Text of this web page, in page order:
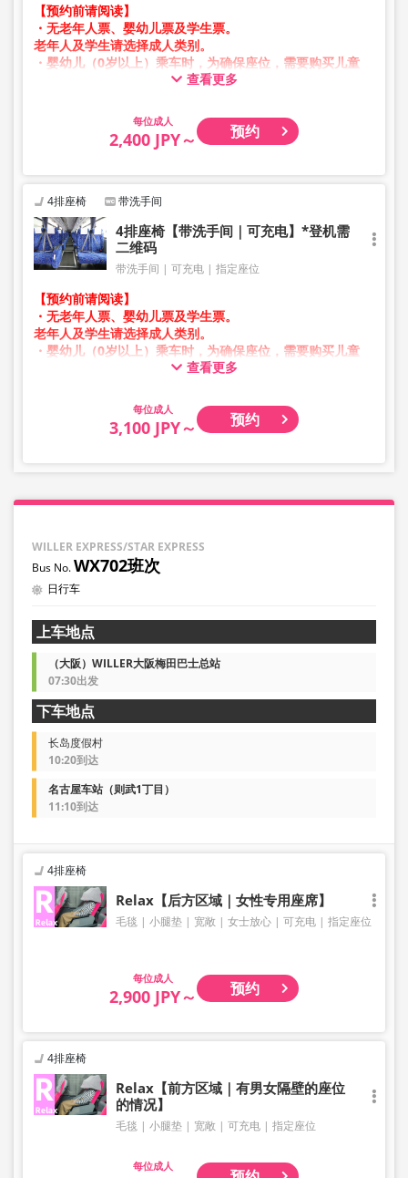
【预约前请阅读】
・无老年人票、婴幼儿票及学生票。
老年人及学生请选择成人类别。
・婴幼儿（0岁以上）乘车时，为确保座位，需要购买儿童
・凌晨1点至5点期间因系统维护，无法进行预约。
・库存情况并非实时显示。
・价格会根据销售日期及班次随时变动。预约前请确认购买
时的销售价格。
・部分站点可能无法办理乘降服务。
查看更多
成人
2,400 JPY～ 预约
4排座椅 带洗手间
4排座椅【带洗手间｜可充电】*登机需
二维码
带洗手间 可充电 指定座位
【预约前请阅读】
・无老年人票、婴幼儿票及学生票。
老年人及学生请选择成人类别。
・婴幼儿（0岁以上）乘车时，为确保座位，需要购买儿童
・凌晨1点至5点期间因系统维护，无法进行预约。
・库存情况并非实时显示。
・部分站点可能无法办理乘降服务。
查看更多
成人
3,100 JPY～ 预约
WILLER EXPRESS/STAR EXPRESS
WX702班次
日行车
上车地点
（大阪）WILLER大阪梅田巴士总站
07:30出发
下车地点
长岛度假村
10:20到达
名古屋车站（则武1丁目）
11:10到达
4排座椅
Relax【后方区域｜女性专用座席】
毛毯 小腿垫 宽敞 女士放心 可充电 指定座位
成人
2,900 JPY～ 预约
4排座椅
Relax【前方区域｜有男女隔壁的座位
的情况】
毛毯 小腿垫 宽敞 可充电 指定座位
成人